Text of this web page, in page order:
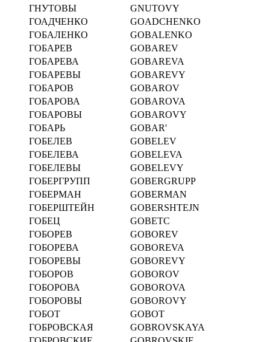
ГНУТОВЫ
GNUTOVY
ГОАДЧЕНКО
GOADCHENKO
ГОБАЛЕНКО
GOBALENKO
ГОБАРЕВ
GOBAREV
ГОБАРЕВА
GOBAREVA
ГОБАРЕВЫ
GOBAREVY
ГОБАРОВ
GOBAROV
ГОБАРОВА
GOBAROVA
ГОБАРОВЫ
GOBAROVY
ГОБАРЬ
GOBAR'
ГОБЕЛЕВ
GOBELEV
ГОБЕЛЕВА
GOBELEVA
ГОБЕЛЕВЫ
GOBELEVY
ГОБЕРГРУПП
GOBERGRUPP
ГОБЕРМАН
GOBERMAN
ГОБЕРШТЕЙН
GOBERSHTEJN
ГОБЕЦ
GOBETC
ГОБОРЕВ
GOBOREV
ГОБОРЕВА
GOBOREVA
ГОБОРЕВЫ
GOBOREVY
ГОБОРОВ
GOBOROV
ГОБОРОВА
GOBOROVA
ГОБОРОВЫ
GOBOROVY
ГОБОТ
GOBOT
ГОБРОВСКАЯ
GOBROVSKAYA